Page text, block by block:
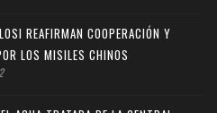
REAFIRMAN COOPERACIÓN Y
LOS MISILES CHINOS